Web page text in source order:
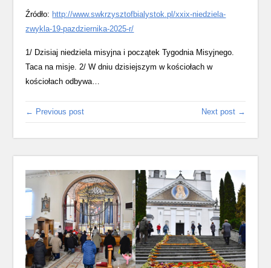
Źródło: http://www.swkrzysztofbialystok.pl/xxix-niedziela-
zwykla-19-pazdziernika-2025-r/
1/ Dzisiaj niedziela misyjna i początek Tygodnia Misyjnego.
Taca na misje. 2/ W dniu dzisiejszym w kościołach w
kościołach odbywa…
← Previous post Next post →